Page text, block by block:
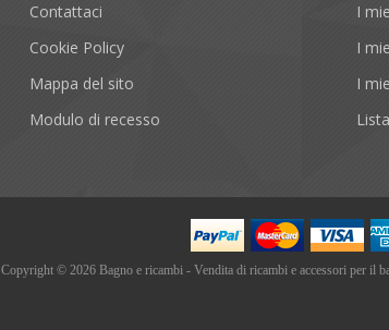
Contattaci
Cookie Policy
Mappa del sito
Modulo di recesso
I
I
I
Copyright © 2026 Bagno e ricambi - Vendita di ricambi e accessori per il